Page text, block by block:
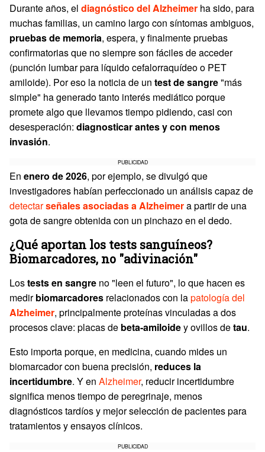
Durante años, el diagnóstico del Alzheimer ha sido, para
muchas familias, un camino largo con síntomas ambiguos,
pruebas de memoria, espera, y finalmente pruebas
confirmatorias que no siempre son fáciles de acceder
(punción lumbar para líquido cefalorraquídeo o PET
amiloide). Por eso la noticia de un test de sangre"más
simple" ha generado tanto interés mediático porque
promete algo que llevamos tiempo pidiendo, casi con
desesperación: diagnosticar antes y con menos
invasión.
PUBLICIDAD
En enero de 2026, por ejemplo, se divulgó que
investigadores habían perfeccionado un análisis capaz de
detectarseñales asociadas a Alzheimera partir de una
gota de sangre obtenida con un pinchazo en el dedo.
¿Qué aportan los tests sanguíneos?
Biomarcadores, no "adivinación"
Lostests en sangre no "leen el futuro", lo que hacen es
medirbiomarcadores relacionados con lapatología del
Alzheimer, principalmente proteínas vinculadas a dos
procesos clave: placas de beta-amiloidey ovillos detau.
Esto importa porque, en medicina, cuando mides un
biomarcador con buena precisión, reduces la
incertidumbre. Y en Alzheimer, reducir incertidumbre
significa menos tiempo de peregrinaje, menos
diagnósticos tardíos y mejor selección de pacientes para
tratamientos y ensayos clínicos.
PUBLICIDAD